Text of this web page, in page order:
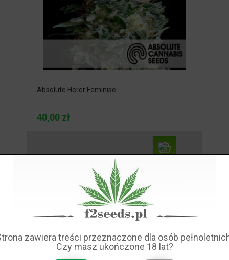
Absolute Herer Feminise
40,00 zł
zawiera treści przeznaczone dla osób
Czy masz ukończone 18 lat?